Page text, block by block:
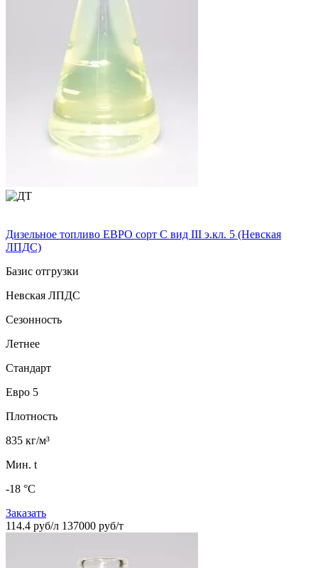
Дизельное топливо ЕВРО сорт C вид III э.кл. 5 (Невская
ЛПДС)
Базис отгрузки
Невская ЛПДС
Сезонность
Летнее
Стандарт
Евро 5
Плотность
835 кг/м³
Мин. t
-18 °C
Заказать
114.4 руб/л 137000 руб/т